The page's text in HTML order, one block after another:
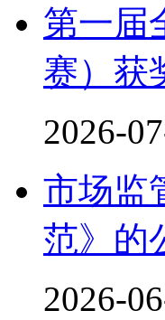
第一届
赛）获
2026-
市场监
范》的
2026-